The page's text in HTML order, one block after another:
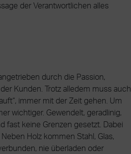
der Verantwortlichen alles
durch die Passion,
Kunden. Trotz alledem muss auch
immer mit der Zeit gehen. Um
wichtiger. Gewendelt, geradlinig,
fast keine Grenzen gesetzt. Dabei
Holz kommen Stahl, Glas,
nie überladen oder